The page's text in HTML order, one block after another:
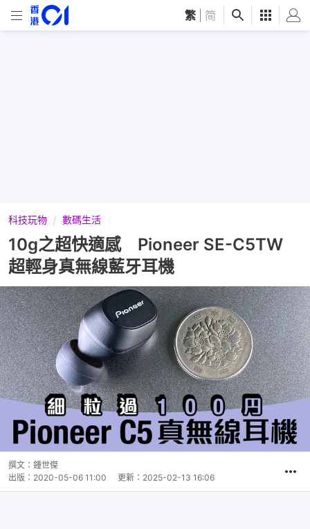
繁 简
科技玩物 數碼生活
10g之超快適感 Pioneer SE-C5TW
超輕身真無線藍牙耳機
撰文： 鍾世傑
出版： 2020-05-06 11:00 更新： 2025-02-13 16:06